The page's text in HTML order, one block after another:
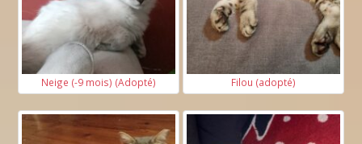
Neige (-9 mois) (Adopté) Filou (adopté)